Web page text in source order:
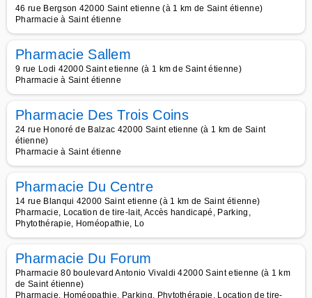
46 rue Bergson 42000 Saint etienne (à 1 km de Saint étienne)
Pharmacie à Saint étienne
Pharmacie Sallem
9 rue Lodi 42000 Saint etienne (à 1 km de Saint étienne)
Pharmacie à Saint étienne
Pharmacie Des Trois Coins
24 rue Honoré de Balzac 42000 Saint etienne (à 1 km de Saint
étienne)
Pharmacie à Saint étienne
Pharmacie Du Centre
14 rue Blanqui 42000 Saint etienne (à 1 km de Saint étienne)
Pharmacie, Location de tire-lait, Accès handicapé, Parking,
Phytothérapie, Homéopathie, Lo
Pharmacie Du Forum
Pharmacie 80 boulevard Antonio Vivaldi 42000 Saint etienne (à 1 km
de Saint étienne)
Pharmacie, Homéopathie, Parking, Phytothérapie, Location de tire-